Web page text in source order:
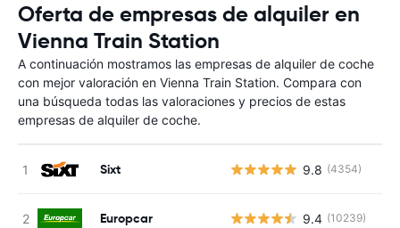
Oferta de empresas de alquiler en
Vienna Train Station
A continuación mostramos las empresas de alquiler de coche
con mejor valoración en Vienna Train Station. Compara con
una búsqueda todas las valoraciones y precios de estas
empresas de alquiler de coche.
Sixt 9.8 (4354)
Europcar 9.4 (10239)